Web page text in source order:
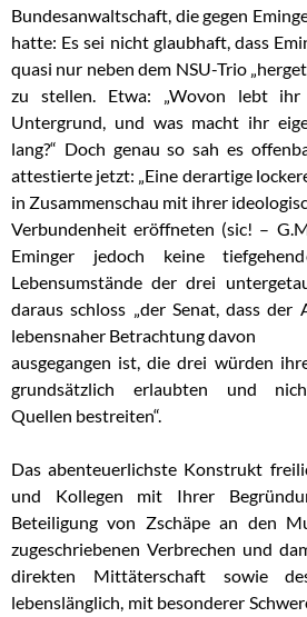
Bundesanwaltschaft, die gegen
hatte: Es sei nicht glaubhaft, dass
quasi nur neben dem NSU-Trio
zu stellen. Etwa: „Wovon lebt
Untergrund, und was macht ihr
lang?“ Doch genau so sah es
attestierte jetzt: „Eine derartige
in Zusammenschau mit ihrer
Verbundenheit eröffneten (sic! –
Eminger jedoch keine
Lebensumstände der drei
daraus schloss „der Senat, dass der
lebensnaher Betrachtung davon
ausgegangen ist, die drei würden
grundsätzlich erlaubten und
Quellen bestreiten“.
Das abenteuerlichste Konstrukt
und Kollegen mit Ihrer
Beteiligung von Zschäpe an den
zugeschriebenen Verbrechen und
direkten Mittäterschaft sowie
lebenslänglich, mit besonderer